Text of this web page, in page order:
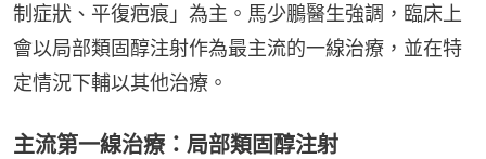
制症狀、平復疤痕」為主。馬少鵬醫生強調，臨床上
會以局部類固醇注射作為最主流的一線治療，並在特
定情況下輔以其他治療。
主流第一線治療：局部類固醇注射